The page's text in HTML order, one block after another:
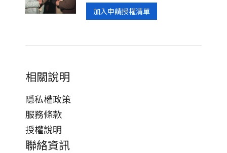
加入申請授權清單
相關說明
隱私權政策
服務條款
授權說明
聯絡資訊